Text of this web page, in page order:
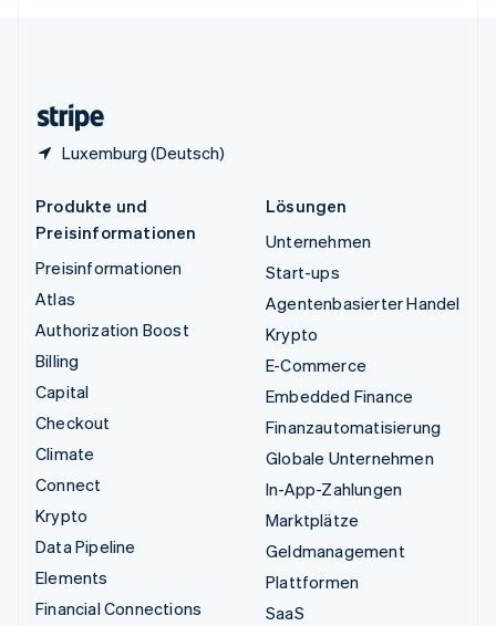
Luxemburg (Deutsch)
Produkte und
Preisinformationen
Preisinformationen
Atlas
Authorization Boost
Billing
Capital
Checkout
Climate
Connect
Krypto
Data Pipeline
Elements
Financial Connections
Lösungen
Unternehmen
Start-ups
Agentenbasierter Handel
Krypto
E-Commerce
Embedded Finance
Finanzautomatisierung
Globale Unternehmen
In-App-Zahlungen
Marktplätze
Geldmanagement
Plattformen
SaaS